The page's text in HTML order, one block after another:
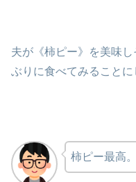
夫が《柿ピー》を美味
ぶりに食べてみることに
柿ピー最高。